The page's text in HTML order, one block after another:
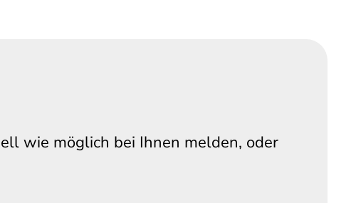
wie möglich bei Ihnen melden, oder